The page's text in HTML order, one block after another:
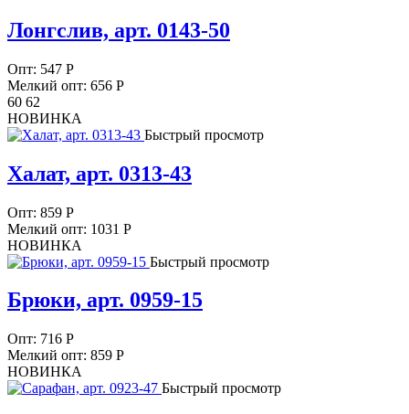
Лонгслив, арт. 0143-50
Опт: 547 Р
Мелкий опт: 656 Р
60 62
НОВИНКА
Быстрый просмотр
Халат, арт. 0313-43
Опт: 859 Р
Мелкий опт: 1031 Р
НОВИНКА
Быстрый просмотр
Брюки, арт. 0959-15
Опт: 716 Р
Мелкий опт: 859 Р
НОВИНКА
Быстрый просмотр